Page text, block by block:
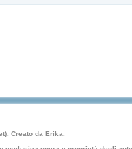
Creato da Erika.